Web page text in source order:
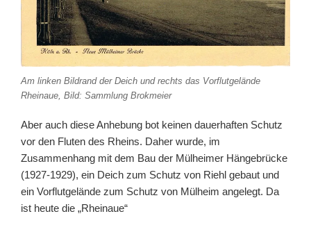
Am linken Bildrand der Deich und rechts das Vorflutgelände
Rheinaue, Bild: Sammlung Brokmeier
Aber auch diese Anhebung bot keinen dauerhaften Schutz
vor den Fluten des Rheins. Daher wurde, im
Zusammenhang mit dem Bau der Mülheimer Hängebrücke
(1927-1929), ein Deich zum Schutz von Riehl gebaut und
ein Vorflutgelände zum Schutz von Mülheim angelegt. Da
ist heute die „Rheinaue“